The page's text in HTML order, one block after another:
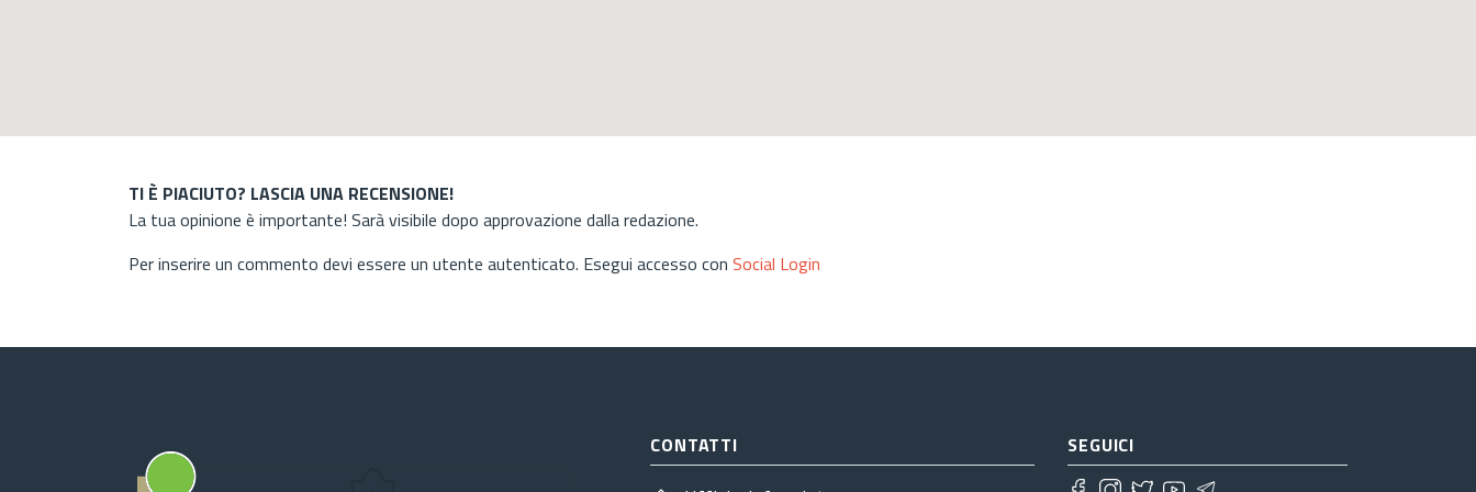
TI È PIACIUTO? LASCIA UNA RECENSIONE!
La tua opinione è importante! Sarà visibile dopo approvazione dalla redazione.
Per inserire un commento devi essere un utente autenticato. Esegui accesso con Social Login
CONTATTI
SEGUICI